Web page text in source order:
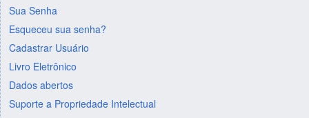
Sua Senha
Esqueceu sua senha?
Cadastrar Usuário
Livro Eletrônico
Dados abertos
Suporte a Propriedade Intelectual